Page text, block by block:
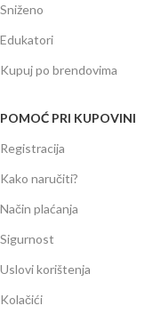
Sniženo
Edukatori
Kupuj po brendovima
POMOĆ PRI KUPOVINI
Registracija
Kako naručiti?
Način plaćanja
Sigurnost
Uslovi korištenja
Kolačići